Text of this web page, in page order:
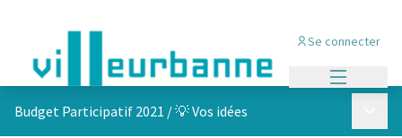
Se connecter
Budget Participatif 2021 /💡 Vos idées